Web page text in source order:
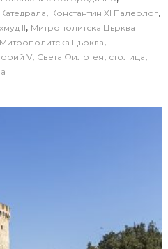
Катедрала, Константин XI Палеолог,
II, Митрополитска Църква
Митрополитска Църква,
V, Света Филотея, столица,